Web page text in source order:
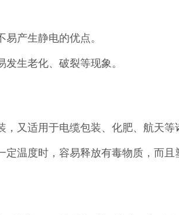
产生静电的优点。
生老化、破裂等现象。
又适用于电缆包装、化肥、航天等
温度时，容易释放有毒物质，而